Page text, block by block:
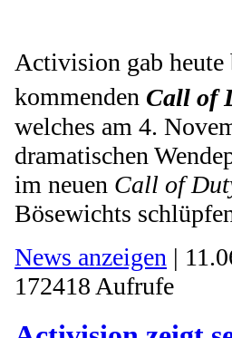
Activision gab
kommenden Call of
welches am 4.
dramatischen
im neuen Call of
Bösewichts
News anzeigen |
172418 Aufrufe